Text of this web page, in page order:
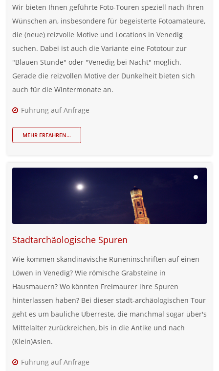
Wir bieten Ihnen geführte Foto-Touren speziell nach Ihren
Wünschen an, insbesondere für begeisterte Fotoamateure,
die (neue) reizvolle Motive und Locations in Venedig
suchen. Dabei ist auch die Variante eine Fototour zur
"Blauen Stunde" oder "Venedig bei Nacht" möglich.
Gerade die reizvollen Motive der Dunkelheit bieten sich
auch für die Wintermonate an.
Führung auf Anfrage
MEHR ERFAHREN...
Stadtarchäologische Spuren
Wie kommen skandinavische Runeninschriften auf einen
Löwen in Venedig? Wie römische Grabsteine in
Hausmauern? Wo könnten Freimaurer ihre Spuren
hinterlassen haben? Bei dieser stadt-archäologischen Tour
geht es um bauliche Überreste, die manchmal sogar über's
Mittelalter zurückreichen, bis in die Antike und nach
(Klein)Asien.
Führung auf Anfrage